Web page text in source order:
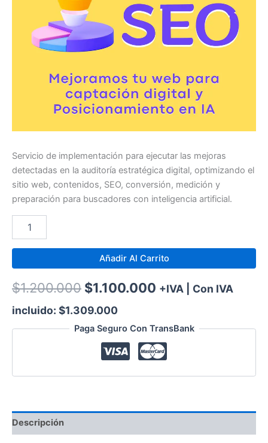
Servicio de implementación para ejecutar las mejoras
detectadas en la auditoría estratégica digital, optimizando el
sitio web, contenidos, SEO, conversión, medición y
preparación para buscadores con inteligencia artificial.
Añadir Al Carrito
$1.200.000 $1.100.000 +IVA | Con IVA
incluido: $1.309.000
Paga Seguro Con TransBank
Descripción